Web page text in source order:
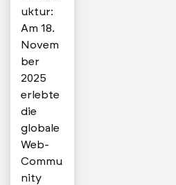
uktur:
Am 18.
Novem
ber
2025
erlebte
die
globale
Web-
Commu
nity